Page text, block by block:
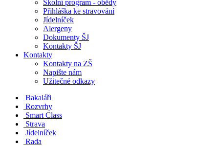
Školní program - obědy
Přihláška ke stravování
Jídelníček
Alergeny
Dokumenty ŠJ
Kontakty ŠJ
Kontakty
Kontakty na ZŠ
Napište nám
Užitečné odkazy
Bakaláři
Rozvrhy
Smart Class
Strava
Jídelníček
Rada